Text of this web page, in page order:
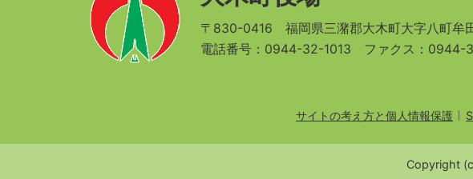
〒830-0416 福岡県三潴郡大木町大字八町牟
電話番号：0944-32-1013 ファクス：0944-
サイトの考え方と個人情報保護
Copyright